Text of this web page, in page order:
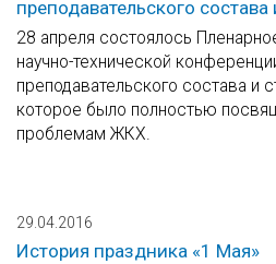
преподавательского
28 апреля состоялось
научно-технической
преподавательского состава и
которое было полностью
проблемам ЖКХ.
29.04.2016
История праздника «1 Мая»